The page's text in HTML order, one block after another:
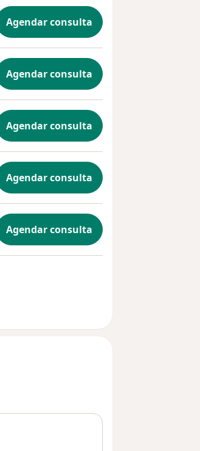
Agendar consulta
Agendar consulta
Agendar consulta
Agendar consulta
Agendar consulta